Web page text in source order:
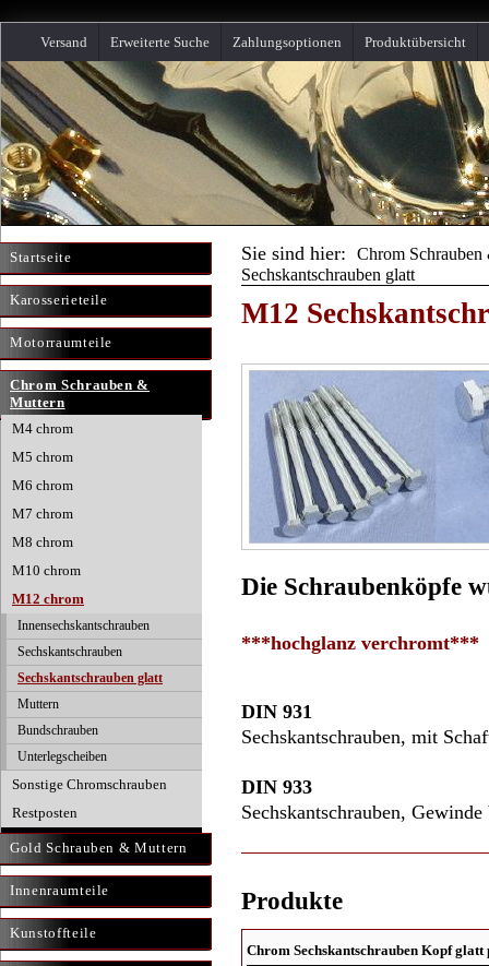
Produktübersicht
Zahlungsoptionen
Erweiterte Suche
Versand
Startseite
Karosserieteile
Motorraumteile
Chrom Schrauben &
Muttern
M4 chrom
M5 chrom
M6 chrom
M7 chrom
M8 chrom
M10 chrom
M12 chrom
Innensechskantschrauben
Sechskantschrauben
Sechskantschrauben glatt
Muttern
Bundschrauben
Unterlegscheiben
Sonstige Chromschrauben
Restposten
Gold Schrauben & Muttern
Innenraumteile
Kunstoffteile
Sie sind hier: Chrom
Sechskantschrauben glatt
M12
Die Schraubenköpfe
***hochglanz verchromt***
DIN 931
Sechskantschrauben, mit
DIN 933
Sechskantschrauben,
Produkte
Chrom Sechskantschrauben Kopf